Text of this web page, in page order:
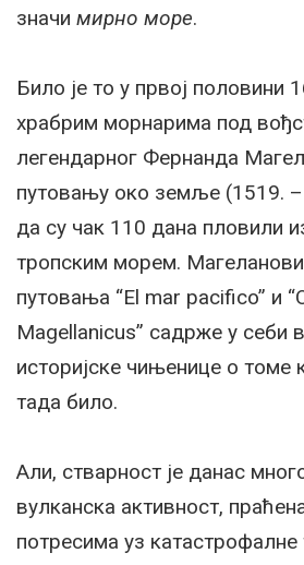
значи мирно море.
Било је то у првој половини
храбрим морнарима под
легендарног Фернанда
путовању око земље (1519.
да су чак 110 дана пловили
тропским морем. Магеланови
путовања “El mar pacifico” и
Magellanicus” садрже у себи
историјске чињенице о томе
тада било.
Али, стварност је данас
вулканска активност,
потресима уз